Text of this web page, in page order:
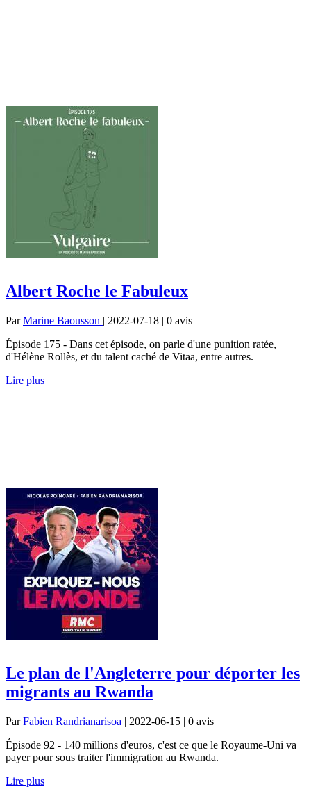
Albert Roche le Fabuleux
ParMarine Baousson | 2022-07-18 | 0 avis
Épisode 175 - Dans cet épisode, on parle d'une punition ratée,
d'Hélène Rollès, et du talent caché de Vitaa, entre autres.
Lire plus
Le plan de l'Angleterre pour déporter les
migrants au Rwanda
ParFabien Randrianarisoa | 2022-06-15 | 0 avis
Épisode 92 - 140 millions d'euros, c'est ce que le Royaume-Uni va
payer pour sous traiter l'immigration au Rwanda.
Lire plus